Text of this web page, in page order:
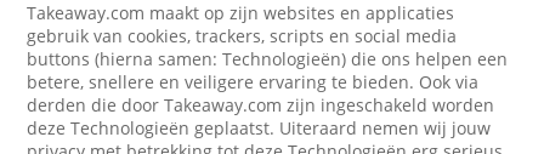
Takeaway.com maakt op zijn websites en applicaties
gebruik van cookies, trackers, scripts en social media
buttons (hierna samen: Technologieën) die ons helpen een
betere, snellere en veiligere ervaring te bieden. Ook via
derden die door Takeaway.com zijn ingeschakeld worden
deze Technologieën geplaatst. Uiteraard nemen wij jouw